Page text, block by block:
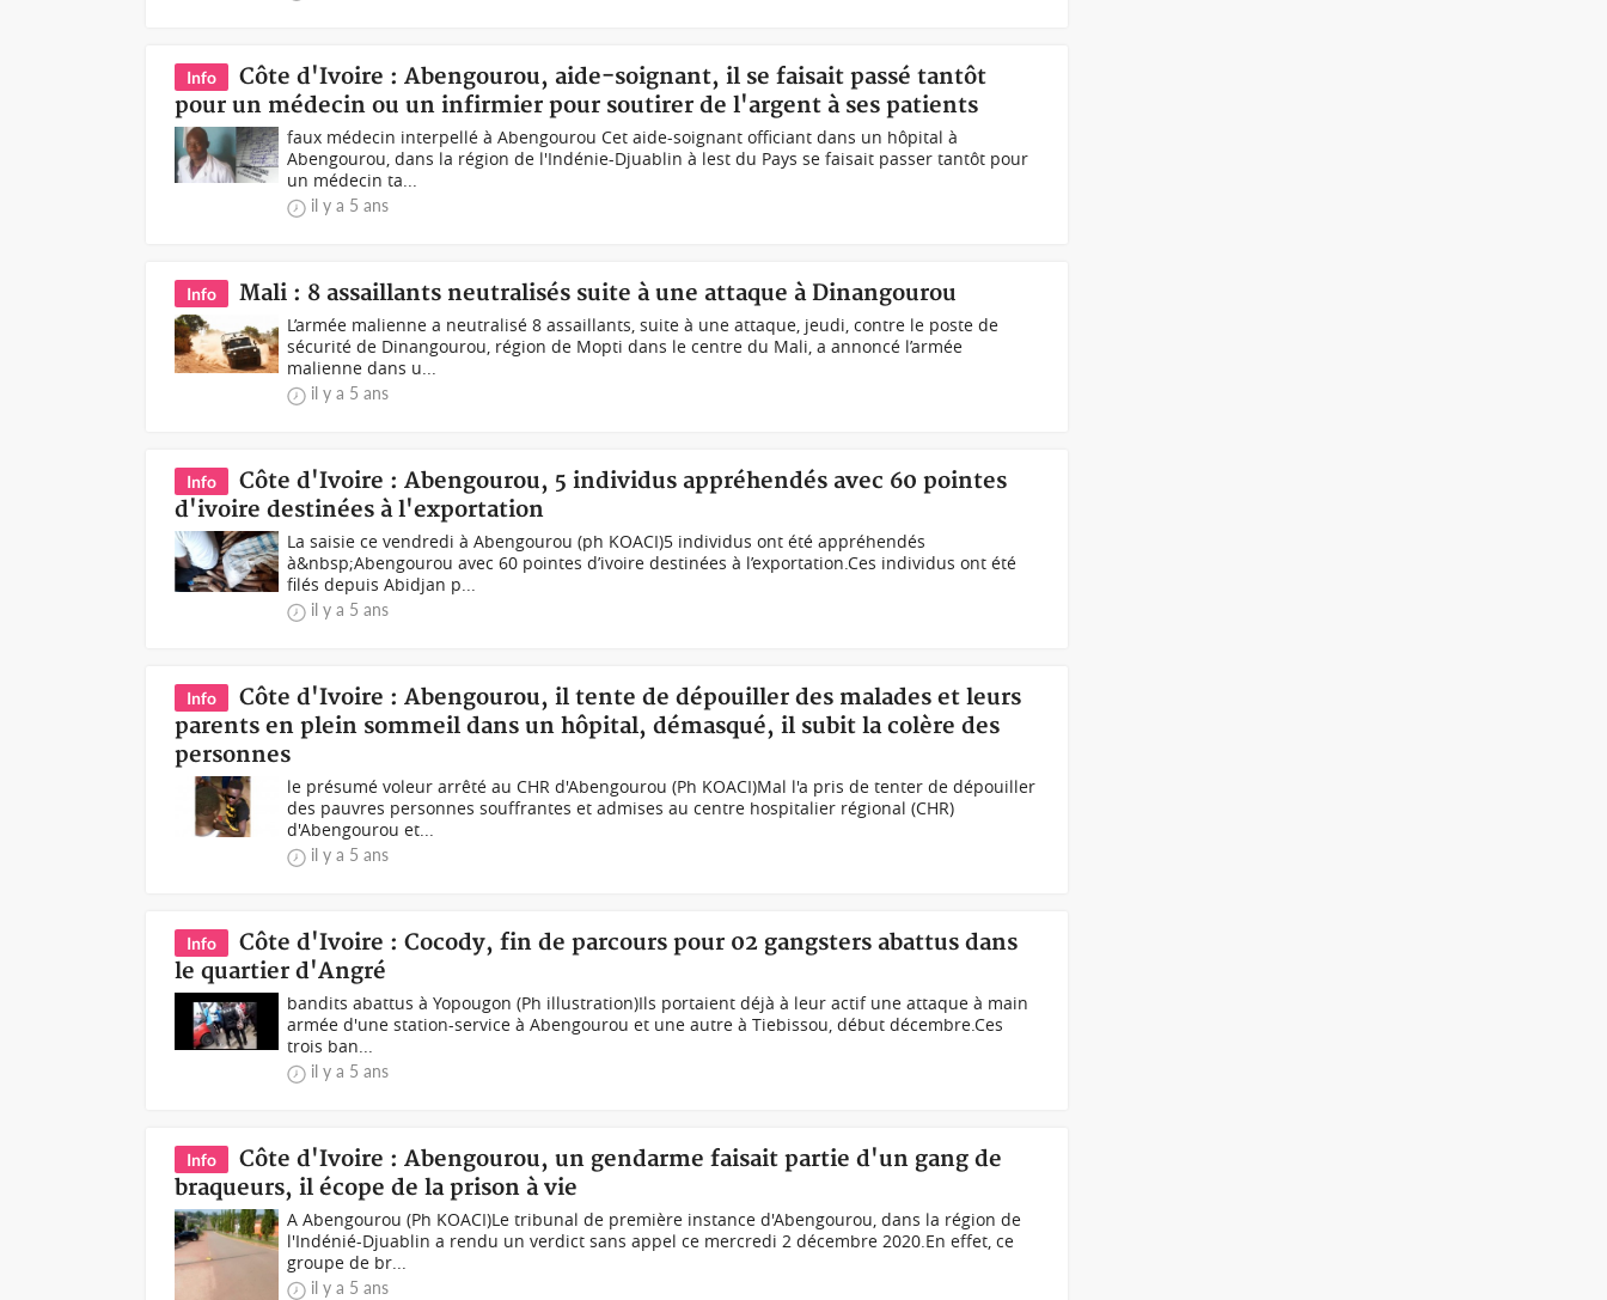
Info
Côte d'Ivoire : Abengourou, aide-soignant, il se faisait passé tantôt
pour un médecin ou un infirmier pour soutirer de l'argent à ses patients
faux médecin interpellé à Abengourou Cet aide-soignant officiant dans un hôpital à
Abengourou, dans la région de l'Indénie-Djuablin à lest du Pays se faisait passer tantôt pour
un médecin ta...
il y a 5 ans
Info Mali : 8 assaillants neutralisés suite à une attaque à Dinangourou
L’armée malienne a neutralisé 8 assaillants, suite à une attaque, jeudi, contre le poste de
sécurité de Dinangourou, région de Mopti dans le centre du Mali, a annoncé l’armée
malienne dans u...
il y a 5 ans
Info
Côte d'Ivoire : Abengourou, 5 individus appréhendés avec 60 pointes
d'ivoire destinées à l'exportation
La saisie ce vendredi à Abengourou (ph KOACI)5 individus ont été appréhendés
à&nbsp;Abengourou avec 60 pointes d’ivoire destinées à l’exportation.Ces individus ont été
filés depuis Abidjan p...
il y a 5 ans
Info
Côte d'Ivoire : Abengourou, il tente de dépouiller des malades et leurs
parents en plein sommeil dans un hôpital, démasqué, il subit la colère des
personnes
le présumé voleur arrêté au CHR d'Abengourou (Ph KOACI)Mal l'a pris de tenter de dépouiller
des pauvres personnes souffrantes et admises au centre hospitalier régional (CHR)
d'Abengourou et...
il y a 5 ans
Info
Côte d'Ivoire : Cocody, fin de parcours pour 02 gangsters abattus dans
le quartier d'Angré
bandits abattus à Yopougon (Ph illustration)Ils portaient déjà à leur actif une attaque à main
armée d'une station-service à Abengourou et une autre à Tiebissou, début décembre.Ces
trois ban...
il y a 5 ans
Info
Côte d'Ivoire : Abengourou, un gendarme faisait partie d'un gang de
braqueurs, il écope de la prison à vie
A Abengourou (Ph KOACI)Le tribunal de première instance d'Abengourou, dans la région de
l'Indénié-Djuablin a rendu un verdict sans appel ce mercredi 2 décembre 2020.En effet, ce
groupe de br...
il y a 5 ans